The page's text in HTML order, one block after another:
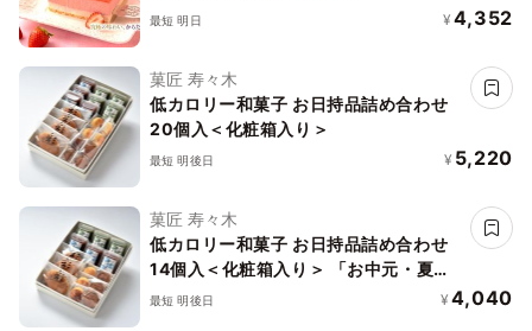
最短 明日 ¥ 4,352
菓匠 寿々木
低カロリー和菓子 お日持品詰め合わせ
20個入＜化粧箱入り＞
最短 明後日 ¥ 5,220
菓匠 寿々木
低カロリー和菓子 お日持品詰め合わせ
14個入＜化粧箱入り＞ 「お中元・夏ギ
フト」
最短 明後日 ¥ 4,040